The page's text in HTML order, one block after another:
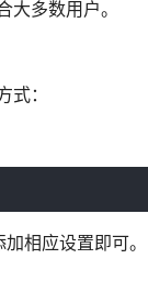
多数用户。
：
相应设置即可。